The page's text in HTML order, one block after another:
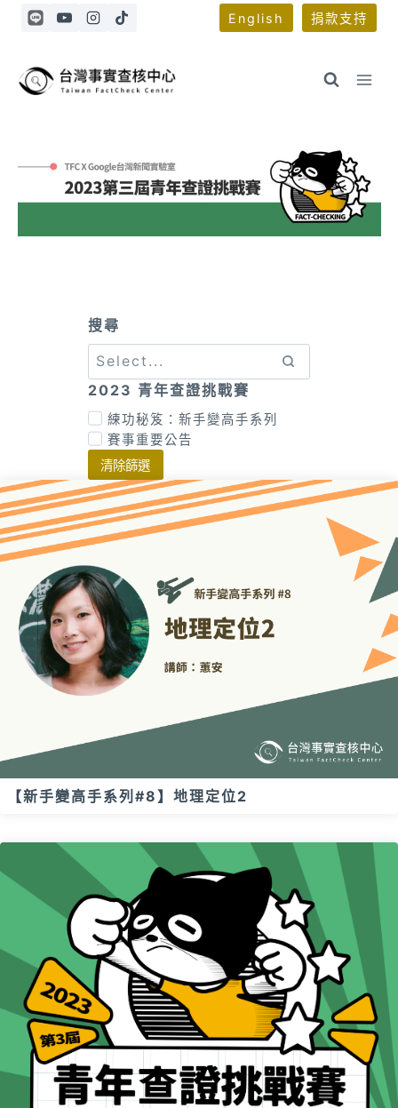
Skip
English 捐款支持
搜尋
2023 青年查證挑戰賽
練功秘笈：新手變高手系列
賽事重要公告
清除篩選
【新手變高手系列#8】地理定位2